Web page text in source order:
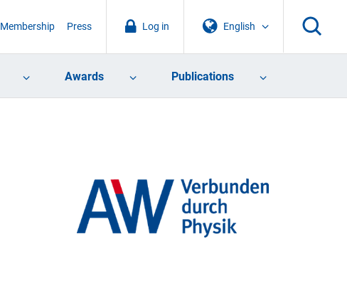
English
Log in
Membership Press
Awards Publications